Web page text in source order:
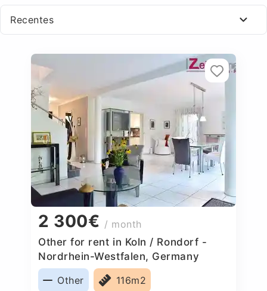
Recentes
2 300€ / month
Other for rent in Koln / Rondorf -
Nordrhein-Westfalen, Germany
Other
116m2